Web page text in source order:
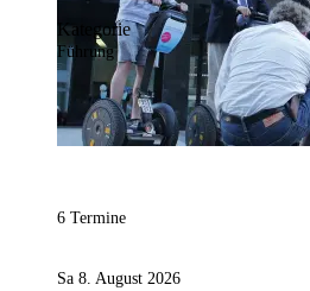
Kategorie
Führung
6 Termine
Sa 8. August 2026